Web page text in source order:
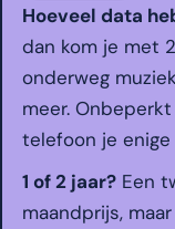
Hoeveel data
dan kom je met
onderweg
meer.
telefoon je
1 of 2 jaar? Een
maandprijs,